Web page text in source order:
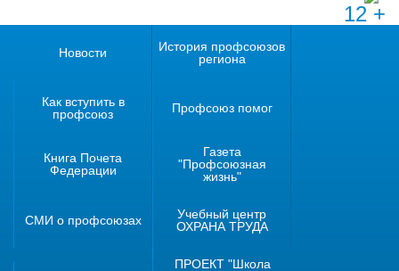
12 +
Новости
История профсоюзов
региона
Как вступить в
профсоюз
Профсоюз помог
Книга Почета
Федерации
Газета
"Профсоюзная
жизнь"
СМИ о профсоюзах
Учебный центр
ОХРАНА ТРУДА
ПРОЕКТ "Школа